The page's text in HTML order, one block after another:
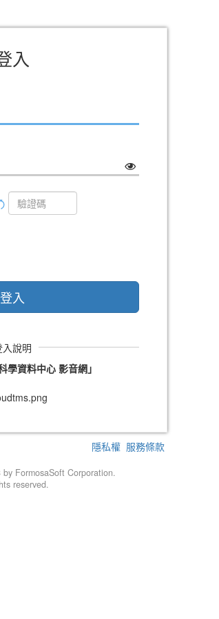
入
登入
入說明
學資料中心 影音網」
隱私權 服務條款
FormosaSoft Corporation.
reserved.